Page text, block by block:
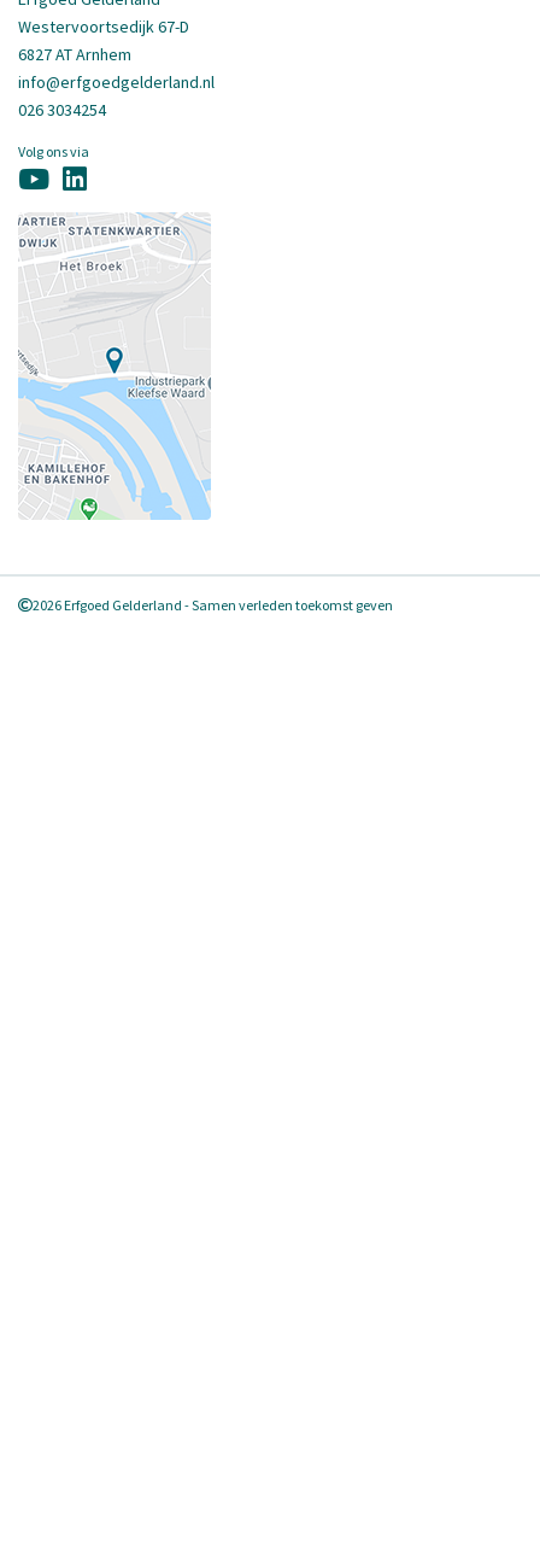
Westervoortsedijk 67-D
6827 AT Arnhem
info@erfgoedgelderland.nl
026 3034254
Volg ons via
2026 Erfgoed Gelderland - Samen verleden toekomst geven